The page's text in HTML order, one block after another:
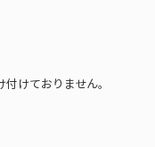
けておりません。